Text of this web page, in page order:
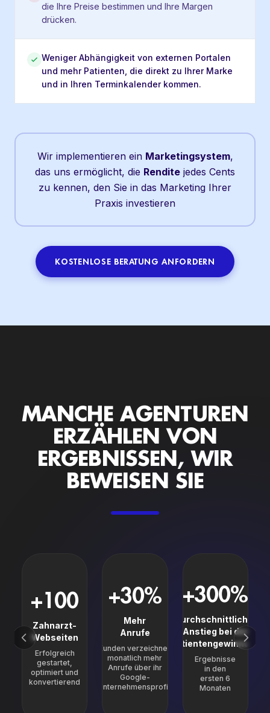
die Ihre Preise bestimmen und Ihre Margen
drücken.
Weniger Abhängigkeit von externen Portalen
und mehr Patienten, die direkt zu Ihrer Marke
und in Ihren Terminkalender kommen.
Wir implementieren ein Marketingsystem,
das uns ermöglicht, die Rendite jedes Cents
zu kennen, den Sie in das Marketing Ihrer
Praxis investieren
KOSTENLOSE BERATUNG ANFORDERN
MANCHE AGENTUREN
ERZÄHLEN VON
ERGEBNISSEN, WIR
BEWEISEN SIE
+100
Zahnarzt-
Webseiten
Erfolgreich
gestartet,
optimiert und
konvertierend
+30%
Mehr
Anrufe
Kunden verzeichnen
monatlich mehr
Anrufe über ihr
Google-
Unternehmensprofil.
+300%
Durchschnittlicher
Anstieg bei der
Patientengewinnung
Ergebnisse
in den
ersten 6
Monaten